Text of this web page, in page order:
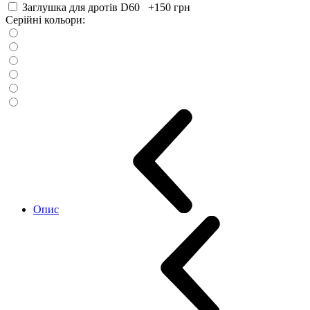
Заглушка для дротів D60 +150 грн
Серійні кольори:
Опис